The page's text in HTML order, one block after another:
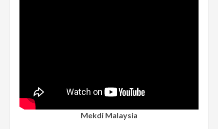
Mekdi Malaysia